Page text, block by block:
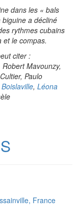
dans les « bals
a décliné
rythmes cubains
le compas.
citer :
Mavounzy,
Paulo
, Léona
France